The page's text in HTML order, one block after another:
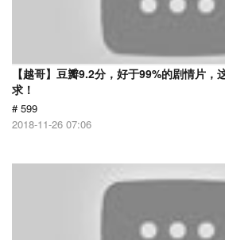
【越哥】豆瓣9.2分，好于99%的剧情片，
求！
# 599
2018-11-26 07:06